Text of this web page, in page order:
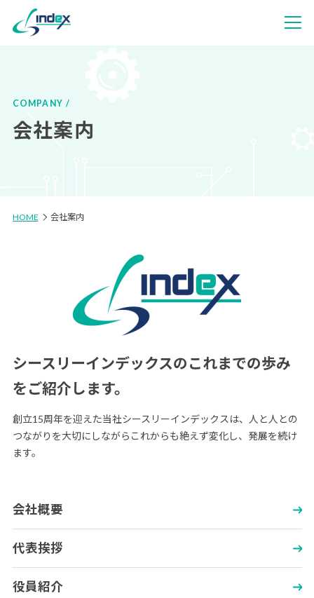
COMPANY
会社案内
HOME 会社案内
シースリーインデックスの これまでの歩み
をご紹介します。
創立15周年を迎えた当社シースリーインデックスは、人と人との
つながりを大切にしながらこれからも絶えず変化し、発展を続け
ます。
会社概要
代表挨拶
役員紹介